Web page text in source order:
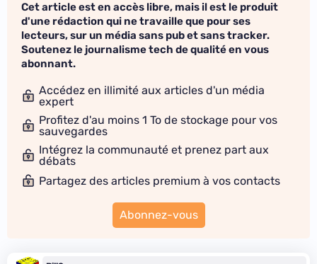
Cet article est en accès libre, mais il est le produit
d'une rédaction qui ne travaille que pour ses
lecteurs, sur un média sans pub et sans tracker.
Soutenez le journalisme tech de qualité en vous
abonnant.
Accédez en illimité aux articles d'un média
expert
Profitez d'au moins 1 To de stockage pour vos
sauvegardes
Intégrez la communauté et prenez part aux
débats
Partagez des articles premium à vos contacts
Abonnez-vous